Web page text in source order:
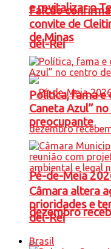
e revitalizar o
del-Rei
Pé-de-Meia
dezembro
Falcão
convite de
de Minas
Política, fama e
Caneta Azul”
preocupante
Câmara altera
prioridades e
del-Rei
Brasil